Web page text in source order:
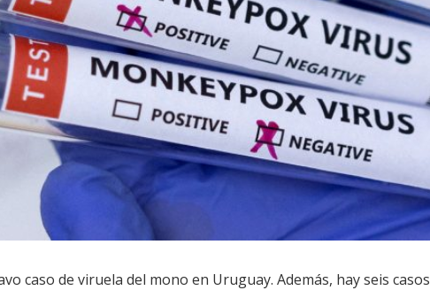
caso de viruela del mono en Uruguay. Además, hay seis casos